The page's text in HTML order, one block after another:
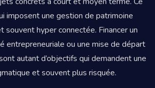
imposent une gestion de patrimoine
hyper connectée. Financer un
entrepreneuriale ou une mise de départ
autant d’objectifs qui demandent une
et souvent plus risquée.